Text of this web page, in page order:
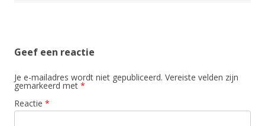
Geef een reactie
Je e-mailadres wordt niet gepubliceerd. Vereiste velden zijn
gemarkeerd met *
Reactie *